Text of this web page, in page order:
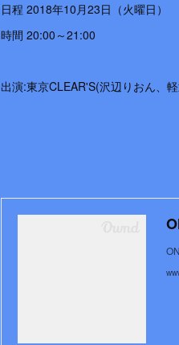
日程 2018年10月23日（火曜日）
時間 20:00～21:00
出演:東京CLEAR'S(沢辺りおん、